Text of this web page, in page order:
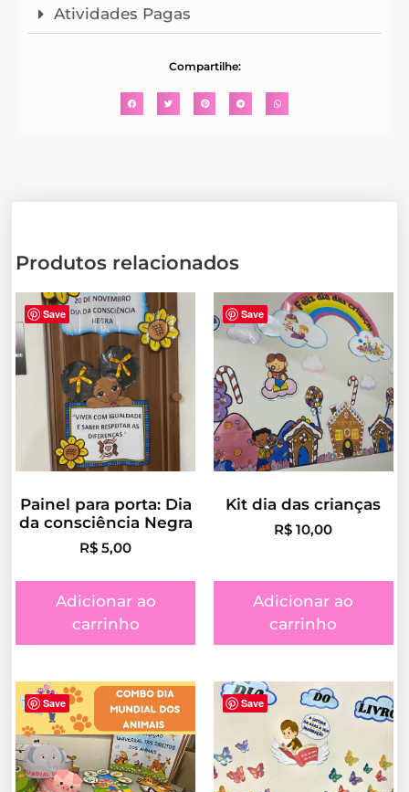
Atividades Pagas
Compartilhe:
Produtos relacionados
Save
Painel para porta: Dia
da consciência Negra
R$ 5,00
Adicionar ao
carrinho
Save
Kit dia das crianças
R$ 10,00
Adicionar ao
carrinho
Save Save